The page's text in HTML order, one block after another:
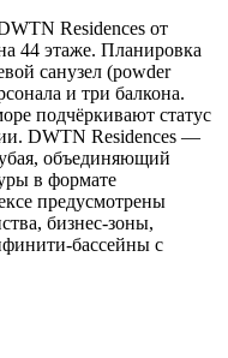
Residences от
44 этаже. Планировка
санузел (powder
и три балкона.
подчёркивают статус
DWTN Residences —
объединяющий
в формате
предусмотрены
бизнес-зоны,
бассейны с